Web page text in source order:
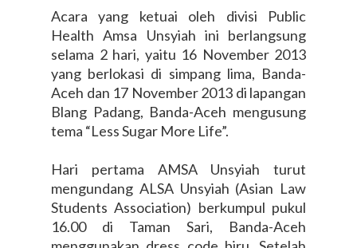
Acara yang ketuai oleh divisi Public
Health Amsa Unsyiah ini berlangsung
selama 2 hari, yaitu 16 November 2013
yang berlokasi di simpang lima, Banda-
Aceh dan 17 November 2013 di lapangan
Blang Padang, Banda-Aceh mengusung
tema “Less Sugar More Life”.
Hari pertama AMSA Unsyiah turut
mengundang ALSA Unsyiah (Asian Law
Students Association) berkumpul pukul
16.00 di Taman Sari, Banda-Aceh